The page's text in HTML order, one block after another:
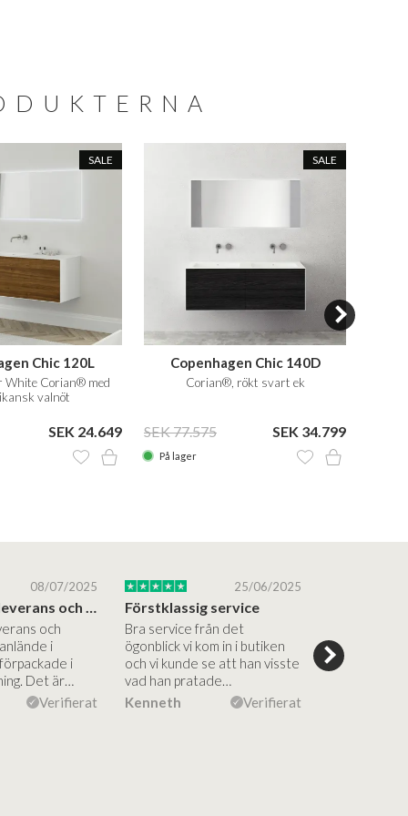
SALE
Chic 120L
White Corian® med
valnöt
SEK 24.649
SALE
Copenhagen Chic 140D
Corian®, rökt svart ek
SEK 77.575 SEK 34.799
På lager
08/07/2025
och
i
i
Det är…
Verifierat
25/06/2025
Förstklassig service
Bra service från det
ögonblick vi kom in i butiken
och vi kunde se att han visste
vad han pratade…
Kenneth
Verifierat
showroom,
rådgivning,